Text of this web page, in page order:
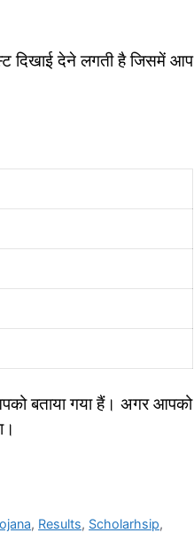
दिखाई देने लगती है जिसमें आप
बताया गया हैं। अगर आपको
, Results, Scholarhsip,